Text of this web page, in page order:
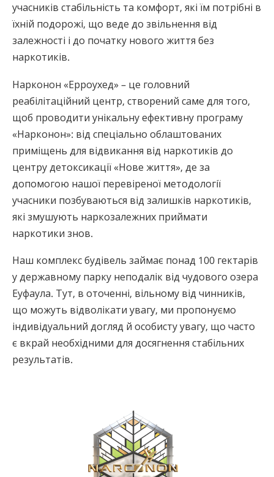
учасників стабільність та комфорт, які їм потрібні в
їхній подорожі, що веде до звільнення від
залежності і до початку нового життя без
наркотиків.
Нарконон «Ерроухед» – це головний
реабілітаційний центр, створений саме для того,
щоб проводити унікальну ефективну програму
«Нарконон»: від спеціально облаштованих
приміщень для відвикання від наркотиків до
центру детоксикації «Нове життя», де за
допомогою нашої перевіреної методології
учасники позбуваються від залишків наркотиків,
які змушують наркозалежних приймати
наркотики знов.
Наш комплекс будівель займає понад 100 гектарів
у державному парку неподалік від чудового озера
Еуфаула. Тут, в оточенні, вільному від чинників,
що можуть відволікати увагу, ми пропонуємо
індивідуальний догляд й особисту увагу, що часто
є вкрай необхідними для досягнення стабільних
результатів.